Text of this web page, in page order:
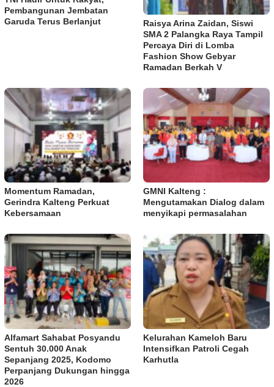
Pembangunan Jembatan
Garuda Terus Berlanjut
Raisya Arina Zaidan, Siswi
SMA 2 Palangka Raya Tampil
Percaya Diri di Lomba
Fashion Show Gebyar
Ramadan Berkah V
Momentum Ramadan,
Gerindra Kalteng Perkuat
Kebersamaan
GMNI Kalteng :
Mengutamakan Dialog dalam
menyikapi permasalahan
Alfamart Sahabat Posyandu
Sentuh 30.000 Anak
Sepanjang 2025, Kodomo
Perpanjang Dukungan hingga
2026
Kelurahan Kameloh Baru
Intensifkan Patroli Cegah
Karhutla